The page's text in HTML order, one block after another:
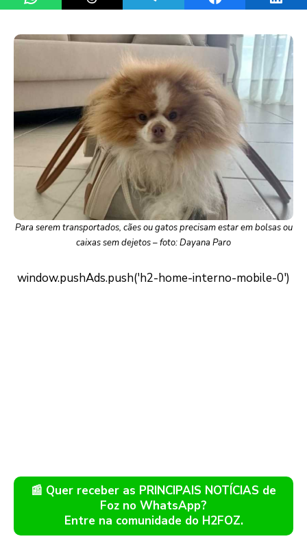
Para serem transportados, cães ou gatos precisam estar em bolsas ou
caixas sem dejetos – foto: Dayana Paro
📰 Quer receber as PRINCIPAIS NOTÍCIAS de
Foz no WhatsApp?
Entre na comunidade do H2FOZ.